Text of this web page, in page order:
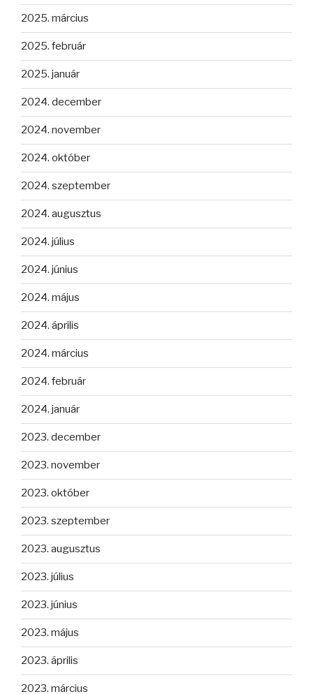
2025. március
2025. február
2025. január
2024. december
2024. november
2024. október
2024. szeptember
2024. augusztus
2024. július
2024. június
2024. május
2024. április
2024. március
2024. február
2024. január
2023. december
2023. november
2023. október
2023. szeptember
2023. augusztus
2023. július
2023. június
2023. május
2023. április
2023. március